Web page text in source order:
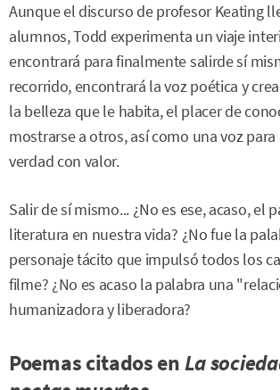
Aunque el discurso de profesor Keating
alumnos, Todd experimenta un viaje
encontrará para finalmente salirde sí
recorrido, encontrará la voz poética y
la belleza que le habita, el placer de
mostrarse a otros, así como una voz
verdad con valor.
Salir de sí mismo... ¿No es ese, acaso, el
literatura en nuestra vida? ¿No fue la
personaje tácito que impulsó todos los
filme? ¿No es acaso la palabra una
humanizadora y liberadora?
Poemas citados enLa